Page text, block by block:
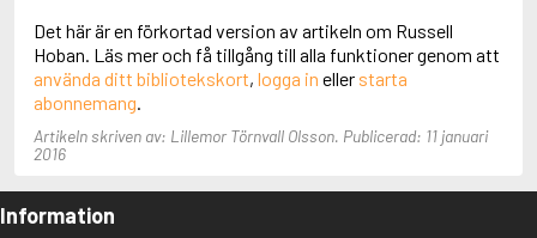
Det här är en förkortad version av artikeln om Russell
Hoban. Läs mer och få tillgång till alla funktioner genom att
använda ditt bibliotekskort, logga in eller starta
abonnemang
Artikeln skriven av: Lillemor Törnvall Olsson. Publicerad: 11 januari
2016
Information